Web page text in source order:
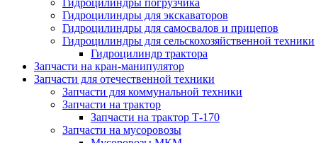
Гидроцилиндры погрузчика
Гидроцилиндры для экскаваторов
Гидроцилиндры для самосвалов и прицепов
Гидроцилиндры для сельскохозяйственной техники
Гидроцилиндр трактора
Запчасти на кран-манипулятор
Запчасти для отечественной техники
Запчасти для коммунальной техники
Запчасти на трактор
Запчасти на трактор Т-170
Запчасти на мусоровозы